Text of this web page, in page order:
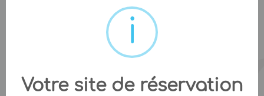
Votre site de réservation